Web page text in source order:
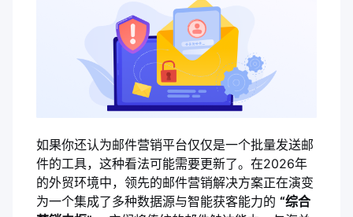
如果你还认为邮件营销平台仅仅是一个批量发送邮
件的工具，这种看法可能需要更新了。在2026年
的外贸环境中，领先的邮件营销解决方案正在演变
为一个集成了多种数据源与智能获客能力的 “综合